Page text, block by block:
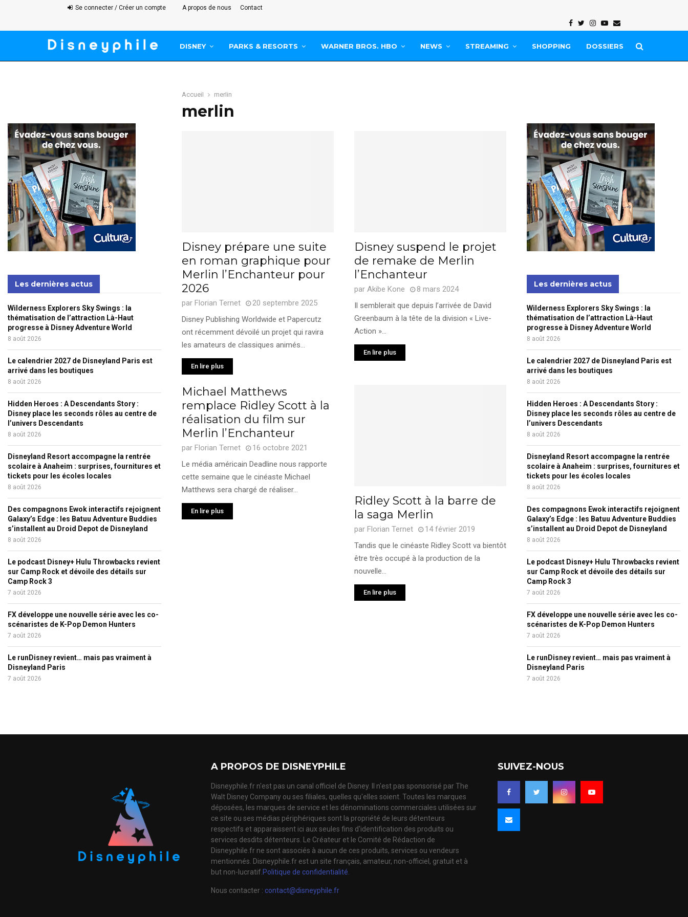
Se connecter / Créer un compte A propos de nous Contact
Facebook
Twitter
Instagram
Youtube
Email
DISNEY PARKS & RESORTS WARNER BROS. HBO NEWS STREAMING SHOPPING DOSSIERS
Accueil merlin
merlin
Disney prépare une suite
en roman graphique pour
Merlin l’Enchanteur pour
2026
par Florian Ternet
20 septembre 2025
Disney Publishing Worldwide et Papercutz
ont récemment dévoilé un projet qui ravira
les amateurs de classiques animés...
En lire plus
Disney suspend le projet
de remake de Merlin
l’Enchanteur
par Akibe Kone
8 mars 2024
Il semblerait que depuis l’arrivée de David
Greenbaum à la tête de la division « Live-
Action »...
En lire plus
Michael Matthews
remplace Ridley Scott à la
réalisation du film sur
Merlin l’Enchanteur
par Florian Ternet
16 octobre 2021
Le média américain Deadline nous rapporte
cette semaine que le cinéaste Michael
Matthews sera chargé de réaliser...
En lire plus
Ridley Scott à la barre de
la saga Merlin
par Florian Ternet
14 février 2019
Tandis que le cinéaste Ridley Scott va bientôt
être très occupé à la production de la
nouvelle...
En lire plus
Les dernières actus
Wilderness Explorers Sky Swings : la
thématisation de l’attraction Là-Haut
progresse à Disney Adventure World
8 août 2026
Le calendrier 2027 de Disneyland Paris est
arrivé dans les boutiques
8 août 2026
Hidden Heroes : A Descendants Story :
Disney place les seconds rôles au centre de
l’univers Descendants
8 août 2026
Disneyland Resort accompagne la rentrée
scolaire à Anaheim : surprises, fournitures et
tickets pour les écoles locales
8 août 2026
Des compagnons Ewok interactifs rejoignent
Galaxy’s Edge : les Batuu Adventure Buddies
s’installent au Droid Depot de Disneyland
8 août 2026
Le podcast Disney+ Hulu Throwbacks revient
sur Camp Rock et dévoile des détails sur
Camp Rock 3
7 août 2026
FX développe une nouvelle série avec les co-
scénaristes de K-Pop Demon Hunters
7 août 2026
Le runDisney revient… mais pas vraiment à
Disneyland Paris
7 août 2026
Les dernières actus
Wilderness Explorers Sky Swings : la
thématisation de l’attraction Là-Haut
progresse à Disney Adventure World
8 août 2026
Le calendrier 2027 de Disneyland Paris est
arrivé dans les boutiques
8 août 2026
Hidden Heroes : A Descendants Story :
Disney place les seconds rôles au centre de
l’univers Descendants
8 août 2026
Disneyland Resort accompagne la rentrée
scolaire à Anaheim : surprises, fournitures et
tickets pour les écoles locales
8 août 2026
Des compagnons Ewok interactifs rejoignent
Galaxy’s Edge : les Batuu Adventure Buddies
s’installent au Droid Depot de Disneyland
8 août 2026
Le podcast Disney+ Hulu Throwbacks revient
sur Camp Rock et dévoile des détails sur
Camp Rock 3
7 août 2026
FX développe une nouvelle série avec les co-
scénaristes de K-Pop Demon Hunters
7 août 2026
Le runDisney revient… mais pas vraiment à
Disneyland Paris
7 août 2026
A PROPOS DE DISNEYPHILE
Disneyphile.fr n'est pas un canal officiel de Disney. Il n'est pas sponsorisé par The
Walt Disney Company ou ses filiales, quelles qu'elles soient. Toutes les marques
déposées, les marques de service et les dénominations commerciales utilisées sur
ce site ou ses médias périphériques sont la propriété de leurs détenteurs
respectifs et apparaissent ici aux seules fins d'identification des produits ou
services desdits détenteurs. Le Créateur et le Comité de Rédaction de
Disneyphile.fr ne sont associés à aucun de ces produits, services ou vendeurs
mentionnés. Disneyphile.fr est un site français, amateur, non-officiel, gratuit et à
but non-lucratif. Politique de confidentialité.
Nous contacter : contact@disneyphile.fr
SUIVEZ-NOUS